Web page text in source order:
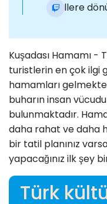
Otellere
Kuşadası Hamamı -
turistlerin en çok ilgi
hamamları
buharın insan
bulunmaktadır.
daha rahat ve daha
bir tatil planınız
yapacağınız ilk şey
Türk